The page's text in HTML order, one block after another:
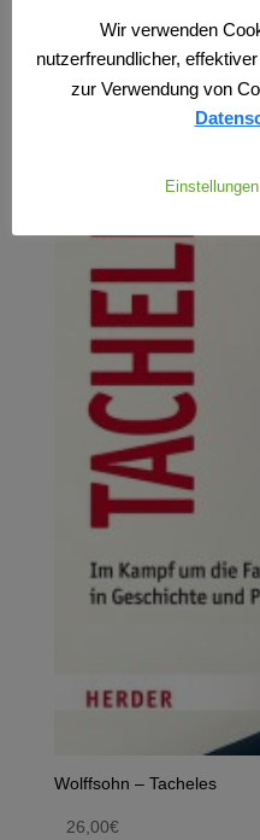
Wolffsohn – Tacheles
26,00€
Wir verwenden
nutzerfreundlicher,
zur Verwendung von
Einstellungen